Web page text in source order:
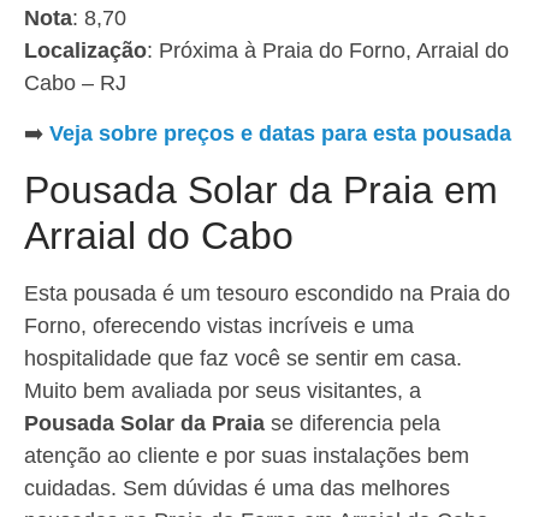
Nota: 8,70
Localização: Próxima à Praia do Forno, Arraial do
Cabo – RJ
➡️ Veja sobre preços e datas para esta pousada
Pousada Solar da Praia em
Arraial do Cabo
Esta pousada é um tesouro escondido na Praia do
Forno, oferecendo vistas incríveis e uma
hospitalidade que faz você se sentir em casa.
Muito bem avaliada por seus visitantes, a
Pousada Solar da Praia se diferencia pela
atenção ao cliente e por suas instalações bem
cuidadas. Sem dúvidas é uma das melhores